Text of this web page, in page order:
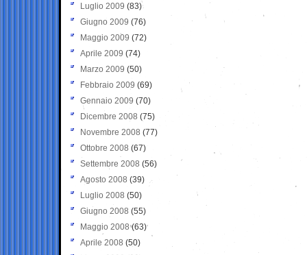
Luglio 2009 (83)
Giugno 2009 (76)
Maggio 2009 (72)
Aprile 2009 (74)
Marzo 2009 (50)
Febbraio 2009 (69)
Gennaio 2009 (70)
Dicembre 2008 (75)
Novembre 2008 (77)
Ottobre 2008 (67)
Settembre 2008 (56)
Agosto 2008 (39)
Luglio 2008 (50)
Giugno 2008 (55)
Maggio 2008(63)
Aprile 2008 (50)